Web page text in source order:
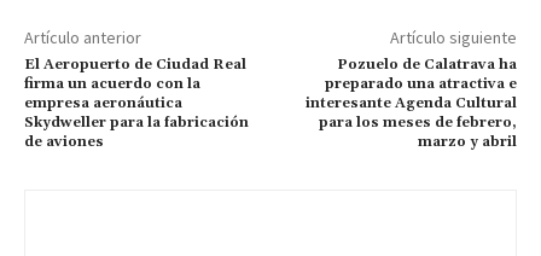
Artículo anterior
El Aeropuerto de Ciudad Real
firma un acuerdo con la
empresa aeronáutica
Skydweller para la fabricación
de aviones
Artículo siguiente
Pozuelo de Calatrava ha
preparado una atractiva e
interesante Agenda Cultural
para los meses de febrero,
marzo y abril